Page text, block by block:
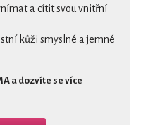
a cítit svou vnitřní
kůži smyslné a jemné
a dozvíte se více